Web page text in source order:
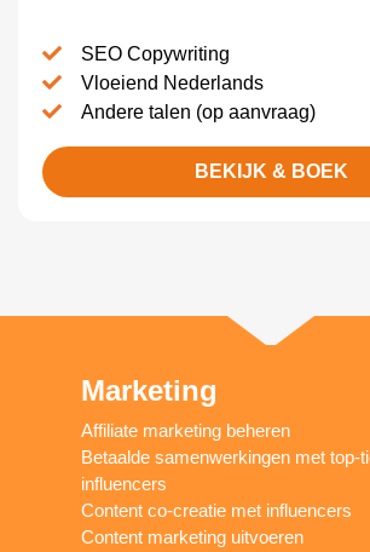
SEO Copywriting
Vloeiend Nederlands
Andere talen (op aanvraag)
BEKIJK & BOEK
Marketing
Affiliate marketing beheren
Betaalde samenwerkingen met top-
influencers
Content co-creatie met influencers
Content marketing uitvoeren